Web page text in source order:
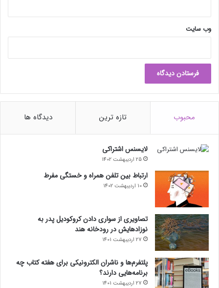
ا
ل
ه
ا
د
وب‌ سایت
محبوب تازه ترین دیدگاه ها
لایسنس اشتراکی
25 اردیبهشت 1402
ارتباط بین تلفن همراه و خستگی مفرط
10 اردیبهشت 1402
تصاویری از سواری دادن کروکودیل پدر به
نوزادهایش در رودخانه هند
27 اردیبهشت 1401
پلتفرم‌ها و ناشران الکترونیکی برای هفته کتاب چه
برنامه‌هایی دارند؟
27 اردیبهشت 1401